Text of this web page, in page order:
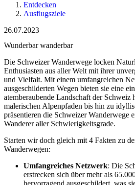
Entdecken
Ausflugsziele
26.07.2023
Wunderbar wanderbar
Die Schweizer Wanderwege locken
Enthusiasten aus aller Welt mit ihrer
und Vielfalt. Mit einem umfangreichen
ausgeschilderten Wegen bieten sie eine
atemberaubende Landschaft der Schweiz
malerischen Alpenpfaden bis hin zu
präsentieren die Schweizer Wanderwege
Wanderer aller Schwierigkeitsgrade.
Starten wir doch gleich mit 4 Fakten zu
Wanderwegen:
Umfangreiches Netzwerk: Die
erstrecken sich über mehr als